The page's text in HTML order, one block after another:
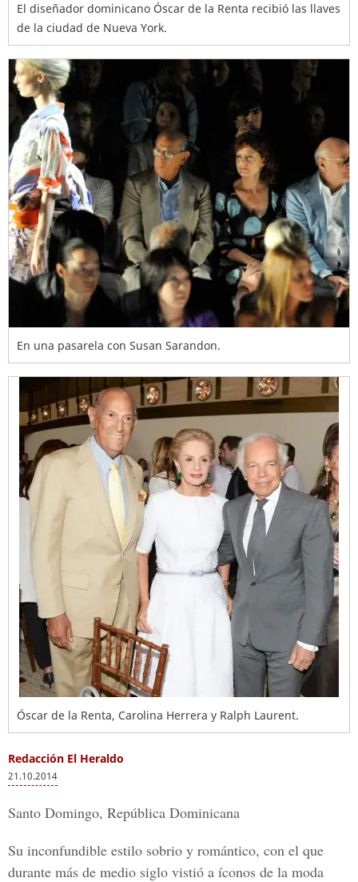
El diseñador dominicano Óscar de la Renta recibió las llaves
de la ciudad de Nueva York.
En una pasarela con Susan Sarandon.
Óscar de la Renta, Carolina Herrera y Ralph Laurent.
Redacción El Heraldo
21.10.2014
Santo Domingo, República Dominicana
Su inconfundible estilo sobrio y romántico, con el que
durante más de medio siglo vistió a íconos de la moda